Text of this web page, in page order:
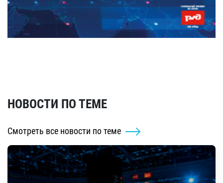
НОВОСТИ ПО ТЕМЕ
Смотреть все новости по теме